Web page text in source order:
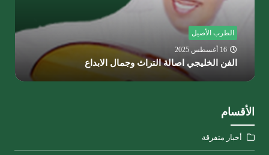
الطرب الأصيل
16 أغسطس 2025
الفن الخليجي اصالة التراث وجمال الابداع
الأقسام
أخبار متفرقة